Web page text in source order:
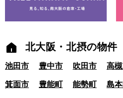
北大阪・北摂の物件
池田市 豊中市 吹田市 高
箕面市 豊能町 能勢町 島